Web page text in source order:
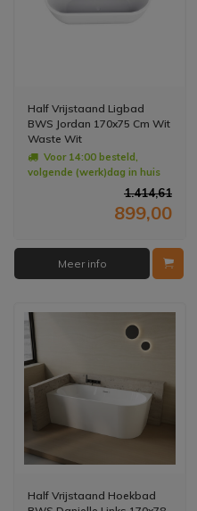
Half Vrijstaand Ligbad
BWS Jordan 170x75 Cm Wit
Waste Wit
Voor 14:00 besteld,
volgende (werk)dag in huis
1.414,61
899,00
Meer info
Half Vrijstaand Hoekbad